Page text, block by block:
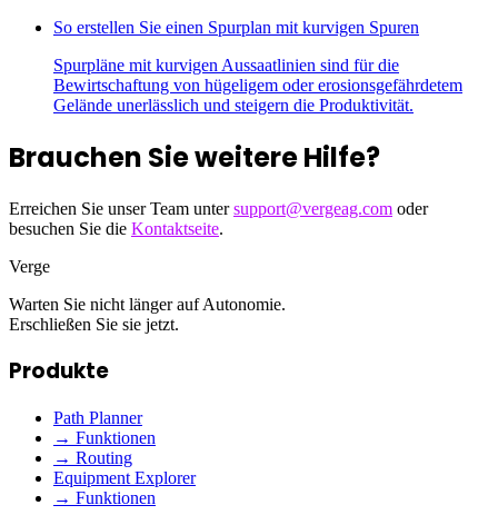
So erstellen Sie einen Spurplan mit kurvigen Spuren
Spurpläne mit kurvigen Aussaatlinien sind für die
Bewirtschaftung von hügeligem oder erosionsgefährdetem
Gelände unerlässlich und steigern die Produktivität.
Brauchen Sie weitere Hilfe?
Erreichen Sie unser Team untersupport@vergeag.com oder
besuchen Sie die Kontaktseite.
Verge
Warten Sie nicht länger auf Autonomie.
Erschließen Sie sie jetzt.
Produkte
Path Planner
→ Funktionen
→ Routing
Equipment Explorer
→ Funktionen